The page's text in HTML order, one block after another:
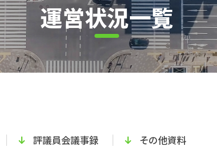
運営状況一覧
評議員会議事録 その他資料